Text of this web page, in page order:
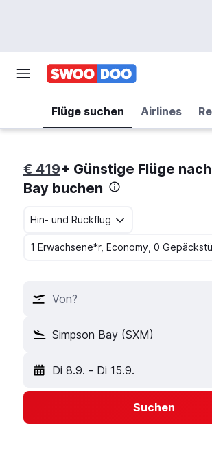
Flüge suchen Airlines
€ 419+ Günstige Flüge
Bay buchen
Hin- und Rückflug
1 Erwachsene*r, Economy, 0
Von?
Simpson Bay (SXM)
Di 8.9. - Di 15.9.
Suchen